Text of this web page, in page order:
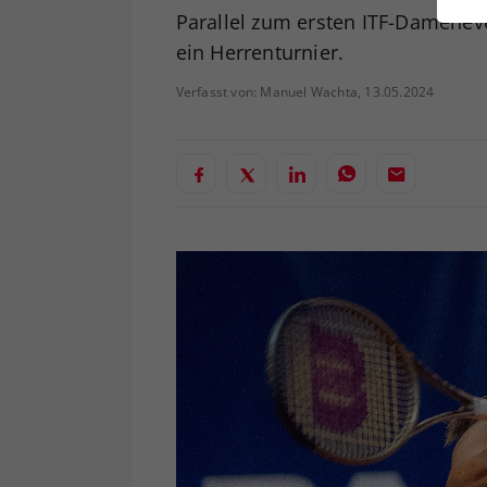
Parallel zum ersten ITF-
ein Herrenturnier.
Verfasst von: Manuel Wachta, 13.05.2024